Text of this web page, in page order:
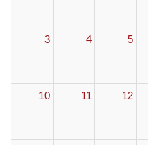
3 4 5
10 11 12